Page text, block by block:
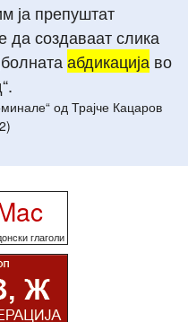
ја препуштат
да создаваат слика
абдикација во
од Трајче Кацаров
глаголи